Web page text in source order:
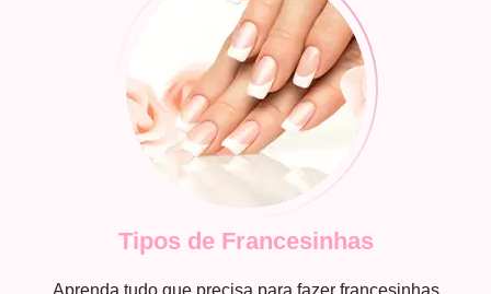
Tipos de Francesinhas
Aprenda tudo que precisa para fazer francesinhas